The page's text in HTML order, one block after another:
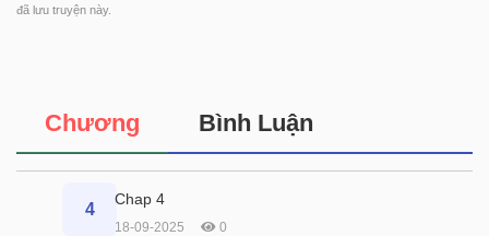
đã lưu truyện này.
Chương Bình Luận
4
Chap 4
18-09-2025 0